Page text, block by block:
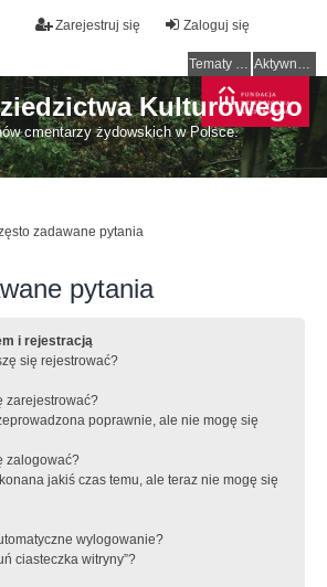
Zaloguj się
Zarejestruj się
Tematy bez odpowiedzi Aktywne tematy
Kulturowego
cmentarzy żydowskich w Polsce.
zadawane pytania
pytania
i rejestracją
się rejestrować?
zarejestrować?
poprawnie, ale nie mogę się
zalogować?
jakiś czas temu, ale teraz nie mogę się
wylogowanie?
ciasteczka witryny”?